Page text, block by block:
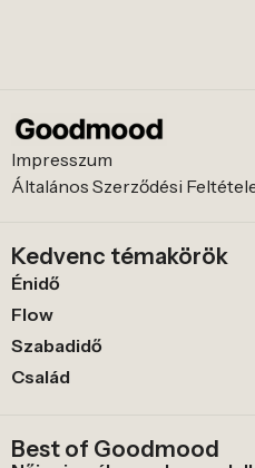
Impresszum
Általános Szerződési
Kedvenc témakörök
Énidő
Flow
Szabadidő
Család
Best of Goodmood